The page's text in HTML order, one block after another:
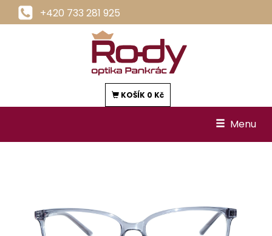
+420 733 281 925
KOŠÍK 0 Kč
Menu